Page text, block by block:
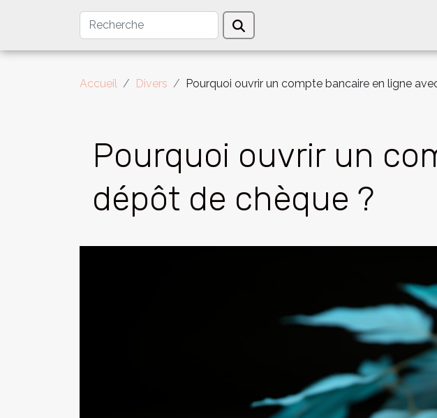
Accueil Divers Pourquoi ouvrir un compte bancaire en ligne
Pourquoi ouvrir un
dépôt de chèque ?